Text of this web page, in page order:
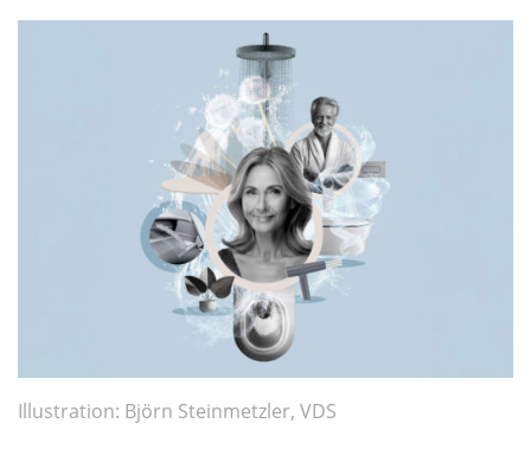
Illustration: Björn Steinmetzler, VDS